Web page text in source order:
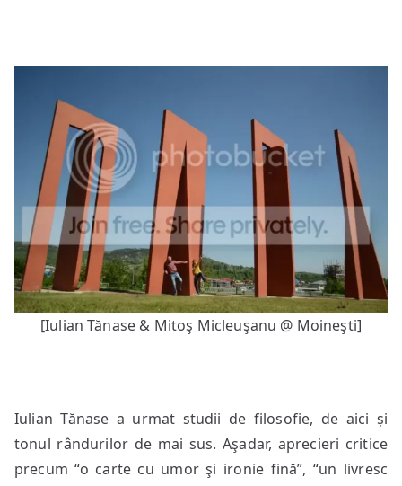
[Iulian Tănase & Mitoş Micleuşanu @ Moineşti]
Iulian Tănase a urmat studii de filosofie, de aici și
tonul rândurilor de mai sus. Aşadar, aprecieri critice
precum “o carte cu umor şi ironie fină”, “un livresc